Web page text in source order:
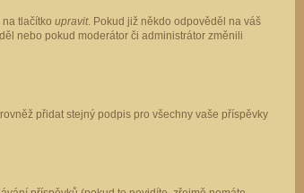
tlačítko upravit. Pokud již někdo odpověděl na váš
nebo pokud moderátor či administrátor změnili
přidat stejný podpis pro všechny vaše příspěvky